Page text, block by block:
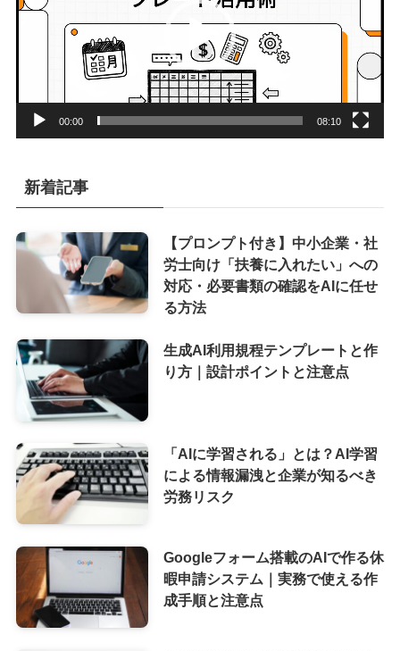
レ
00:00 08:10
新着記事
【プロンプト付き】中小企業・社
労士向け「扶養に入れたい」への
対応・必要書類の確認をAIに任せ
る方法
生成AI利用規程テンプレートと作
り方｜設計ポイントと注意点
「AIに学習される」とは？AI学習
による情報漏洩と企業が知るべき
労務リスク
Googleフォーム搭載のAIで作る休
暇申請システム｜実務で使える作
成手順と注意点